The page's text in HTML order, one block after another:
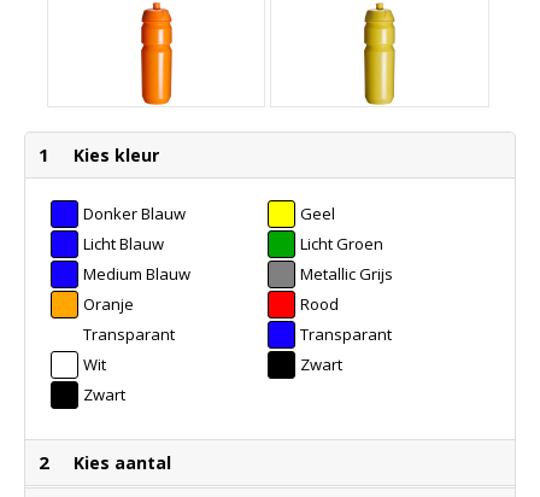
1 Kies kleur
Donker Blauw
Geel
Licht Blauw
Licht Groen
Medium Blauw
Metallic Grijs
Oranje
Rood
Transparant
Transparant
Aqua
Wit
Zwart
Zwart
2 Kies aantal